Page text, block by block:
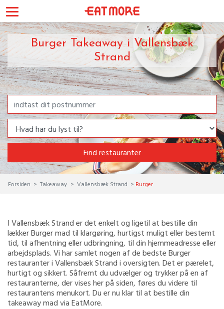
Burger Takeaway i Vallensbæk
Strand
Find restauranter
Forsiden Takeaway Vallensbæk Strand Burger
I Vallensbæk Strand er det enkelt og ligetil at bestille din
lækker Burger mad til klargøring, hurtigst muligt eller bestemt
tid, til afhentning eller udbringning, til din hjemmeadresse eller
arbejdsplads. Vi har samlet nogen af de bedste Burger
restauranter i Vallensbæk Strand i oversigten. Det er pærelet,
hurtigt og sikkert. Såfremt du udvælger og trykker på en af
restauranterne, der vises her på siden, føres du videre til
restaurantens menukort. Du er nu klar til at bestille din
takeaway mad via EatMore.